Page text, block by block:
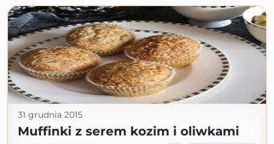
31 grudnia 2015
Muffinki z serem kozim i oliwkami